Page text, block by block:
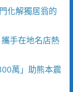
化解獨居翁的
攜手在地名店熱
萬」助熊本震